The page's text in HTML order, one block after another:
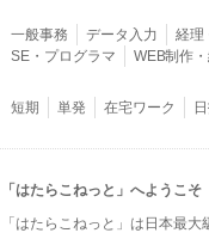
一般事務 データ入力 経理
SE・プログラマ
WEB制作
短期 単発 在宅ワーク
「はたらこねっと」へようこそ
「はたらこねっと」は日本最